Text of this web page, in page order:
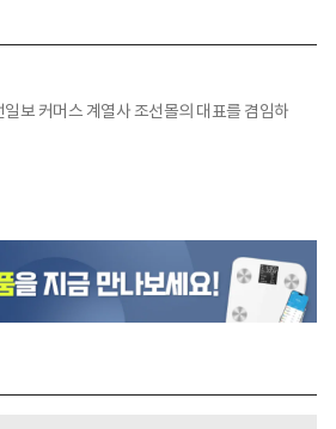
일보 커머스 계열사 조선몰의 대표를 겸임하